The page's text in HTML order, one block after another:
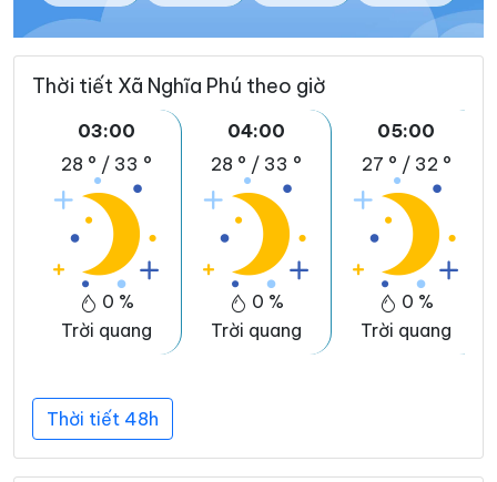
Thời tiết Xã Nghĩa Phú theo giờ
03:00
28 ° / 33 °
0 %
Trời quang
04:00
28 ° / 33 °
0 %
Trời quang
05:00
27 ° / 32 °
0 %
Trời quang
Thời tiết 48h